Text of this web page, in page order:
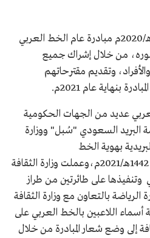
أطلقت وزارة الثقافة عام 1441هـ/2020م مبادرة عام الخط العربي
من خلال إشراك جميع
وتقديم مقترحاتهم
بنهاية عام 2021م.
عديد من الجهات الحكومية
السعودي "سُبل" ووزارة
بهوية الخط
العربي،واستخدمت طيلة عام 1442هـ/2021م،وعملت وزارة الثقافة
على طائرتين من طراز
وزارة الرياضة بالتعاون مع وزارة الثقافة
أسماء اللاعبين بالخط العربي على
إلى وضع شعار المبادرة من خلال